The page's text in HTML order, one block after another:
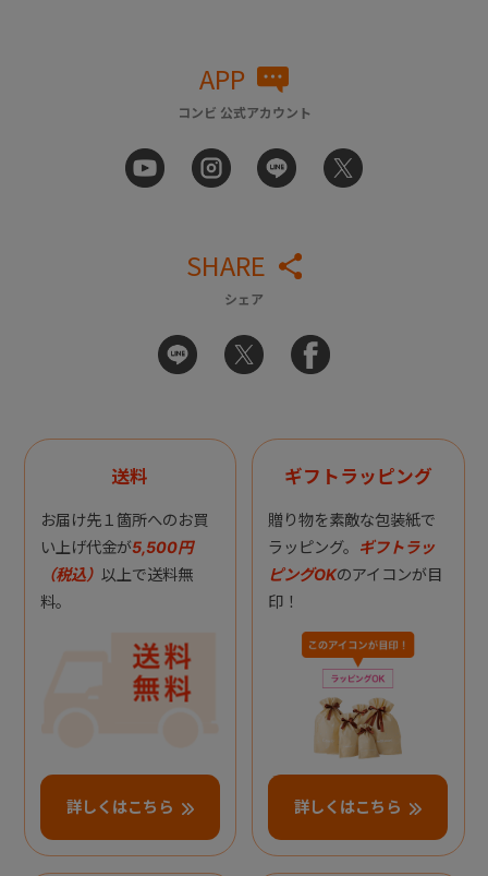
APP
コンビ 公式アカウント
SHARE
シェア
送料
お届け先１箇所へのお買
い上げ代金が5,500円
（税込） 以上で送料無
料。
詳しくはこちら
ギフトラッピング
贈り物を素敵な包装紙で
ラッピング。 ギフトラッ
ピングOKのアイコンが目
印！
詳しくはこちら